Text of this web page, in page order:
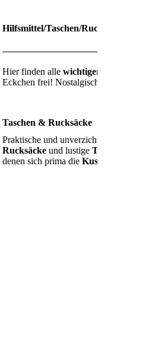
Hilfsmittel/Taschen/Rucksäcke die
Hier finden alle wichtigen Dinge
Eckchen frei! Nostalgische
Taschen & Rucksäcke
Praktische und unverzichtbare
Rucksäcke und lustige Taschen
denen sich prima die